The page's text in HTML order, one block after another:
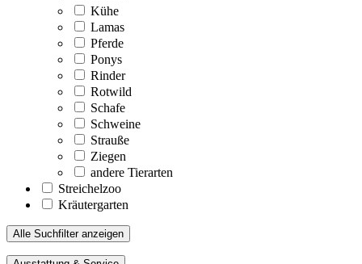
Kühe
Lamas
Pferde
Ponys
Rinder
Rotwild
Schafe
Schweine
Strauße
Ziegen
andere Tierarten
Streichelzoo
Kräutergarten
Alle Suchfilter anzeigen